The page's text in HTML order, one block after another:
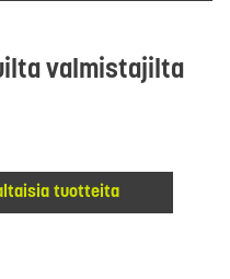
valmistajilta
tuotteita